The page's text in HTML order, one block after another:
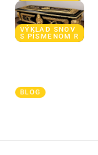
VÝKLAD SNOV
S PÍSMENOM R
BLOG